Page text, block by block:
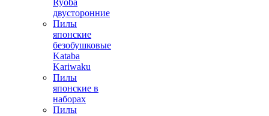
Ryoba
двусторонние
Пилы
японские
безобушковые
Kataba
Kariwaku
Пилы
японские в
наборах
Пилы